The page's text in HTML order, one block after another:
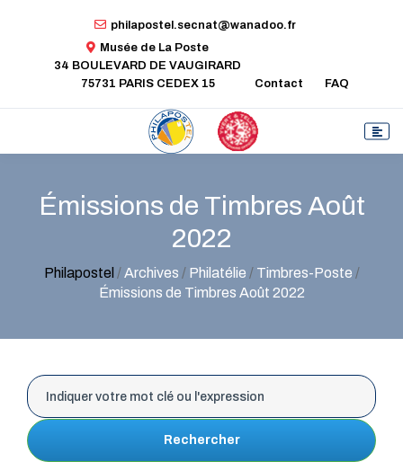
philapostel.secnat@wanadoo.fr
Musée de La Poste
34 BOULEVARD DE VAUGIRARD
75731 PARIS CEDEX 15
Contact FAQ
Émissions de Timbres Août
2022
Philapostel /Archives / Philatélie / Timbres-Poste /
Émissions de Timbres Août 2022
Rechercher